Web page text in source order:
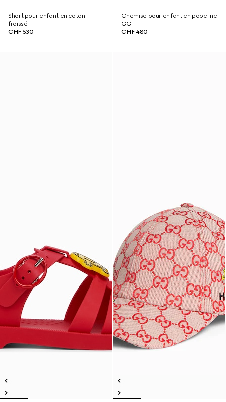
Short pour enfant en coton
froissé
CHF 530
Chemise pour enfant en popeline
GG
CHF 480